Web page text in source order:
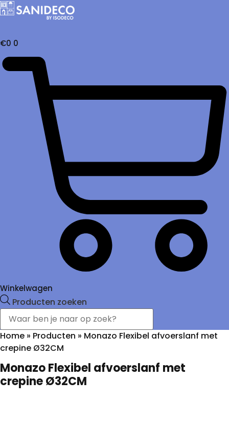
€0 0
Winkelwagen
Producten zoeken
Home » Producten » Monazo Flexibel afvoerslanf met
crepine Ø32CM
Monazo Flexibel afvoerslanf met
crepine Ø32CM